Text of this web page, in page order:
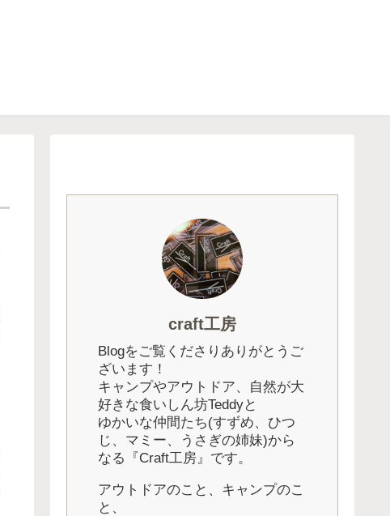
craft工房
Blogをご覧くださりありがとうご
ざいます！
キャンプやアウトドア、自然が大
好きな食いしん坊Teddyと
ゆかいな仲間たち(すずめ、ひつ
じ、マミー、うさぎの姉妹)から
なる『Craft工房』です。
アウトドアのこと、キャンプのこ
と、